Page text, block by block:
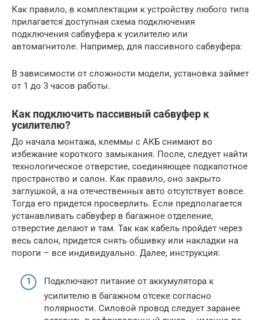
Как правило, в комплектации к устройству любого типа
прилагается доступная схема подключения
подключения сабвуфера к усилителю или
автомагнитоле. Например, для пассивного сабвуфера:
В зависимости от сложности модели, установка займет
от 1 до 3 часов работы.
Как подключить пассивный сабвуфер к
усилителю?
До начала монтажа, клеммы с АКБ снимают во
избежание короткого замыкания. После, следует найти
технологическое отверстие, соединяющее подкапотное
пространство и салон. Как правило, оно закрыто
заглушкой, а на отечественных авто отсутствует вовсе.
Тогда его придется просверлить. Если предполагается
устанавливать сабвуфер в багажное отделение,
отверстие делают и там. Так как кабель пройдет через
весь салон, придется снять обшивку или накладки на
пороги – все индивидуально. Далее, инструкция:
Подключают питание от аккумулятора к
усилителю в багажном отсеке согласно
полярности. Силовой провод следует заранее